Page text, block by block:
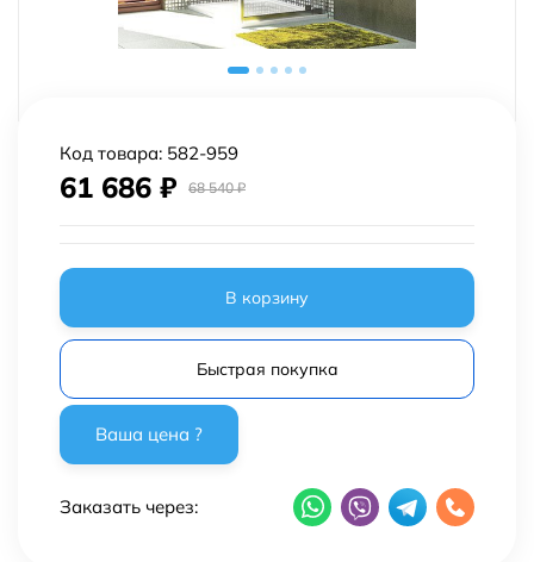
Код товара: 582-959
61 686 ₽ 68 540₽
В корзину
Быстрая покупка
Заказать через: